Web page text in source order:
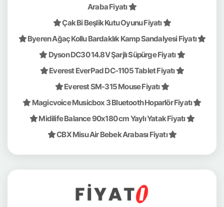
Araba Fiyatı
Çak Bi Beşlik Kutu Oyunu Fiyatı
Byeren Ağaç Kollu Bardaklık Kamp Sandalyesi Fiyatı
Dyson DC30 14.8V Şarjlı Süpürge Fiyatı
Everest EverPad DC-1105 Tablet Fiyatı
Everest SM-315 Mouse Fiyatı
Magicvoice Musicbox 3 Bluetooth Hoparlör Fiyatı
Midilife Balance 90x180 cm Yaylı Yatak Fiyatı
CBX Misu Air Bebek Arabası Fiyatı